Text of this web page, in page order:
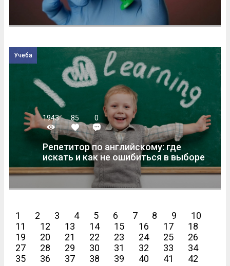
Учеба
1943 85 0
Репетитор по английскому: где
искать и как не ошибиться в выборе
1 2 3 4 5 6 7 8 9
10
11
12 13 14 15 16 17
18
19
20 21 22 23 24 25
26
27
28 29 30 31 32 33
34
35
36 37 38 39 40 41
42